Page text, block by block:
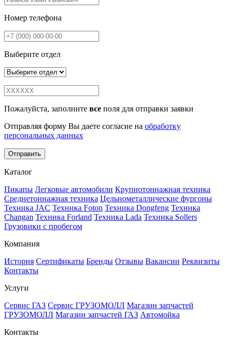
Номер телефона
Выберите отдел
Пожалуйста, заполните все поля для отправки заявки
Отправляя форму Вы даете согласие на обработку
персональных данных
Отправить
Каталог
Пикапы Легковые автомобили Крупнотоннажная техника
Среднетоннажная техника Цельнометаллические фургоны
Техника JAC Техника Foton Техника Dongfeng Техника
Changan Техника Forland Техника Lada Техника Sollers
Грузовики с пробегом
Компания
История Сертификаты Бренды Отзывы Вакансии Реквизиты
Контакты
Услуги
Сервис ГАЗ Сервис ГРУЗОМОЛЛ Магазин запчастей
ГРУЗОМОЛЛ Магазин запчастей ГАЗ Автомойка
Контакты